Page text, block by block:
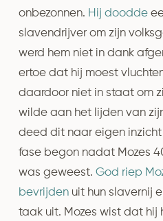
onbezonnen. Hij doodde
slavendrijver om zijn
werd hem niet in dank
ertoe dat hij moest
daardoor niet in staat om
wilde aan het lijden van
deed dit naar eigen
fase begon nadat Mozes
was geweest. God riep
bevrijdenuit hun slavernij
taak uit. Mozes wist dat hij